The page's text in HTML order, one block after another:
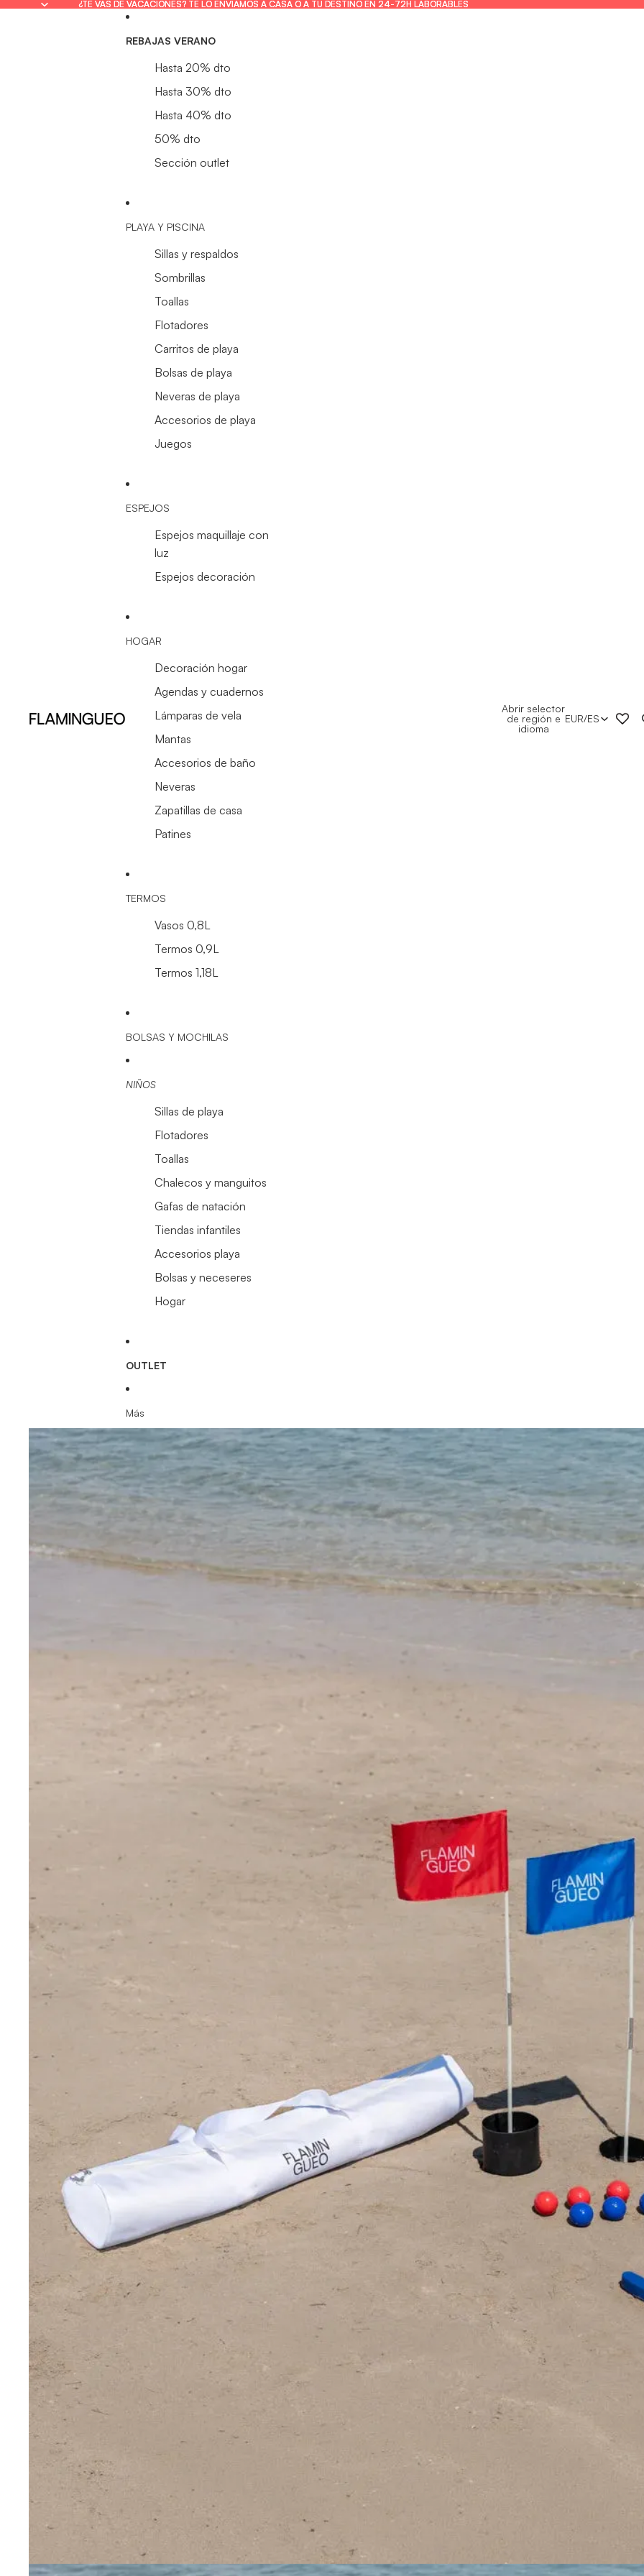
¿TE VAS DE VACACIONES? TE LO ENVIAMOS A CASA O A TU DESTINO EN 24-72H LABORABLES
¿TE VAS DE VACACIONES? TE LO ENVIAMOS A CASA O A TU DESTINO EN 24-72H LABORABLES
REBAJAS VERANO
Hasta 20% dto
Hasta 30% dto
Hasta 40% dto
50% dto
Sección outlet
PLAYA Y PISCINA
Sillas y respaldos
Sombrillas
Toallas
Flotadores
Carritos de playa
Bolsas de playa
Neveras de playa
Accesorios de playa
Juegos
ESPEJOS
Espejos maquillaje con
luz
Espejos decoración
HOGAR
Decoración hogar
Agendas y cuadernos
Lámparas de vela
Mantas
Accesorios de baño
Neveras
Zapatillas de casa
Patines
TERMOS
Vasos 0,8L
Termos 0,9L
Termos 1,18L
BOLSAS Y MOCHILAS
NIÑOS
Sillas de playa
Flotadores
Toallas
Chalecos y manguitos
Gafas de natación
Tiendas infantiles
Accesorios playa
Bolsas y neceseres
Hogar
OUTLET
Más
Abrir selector
de región e
idioma
EUR/ES